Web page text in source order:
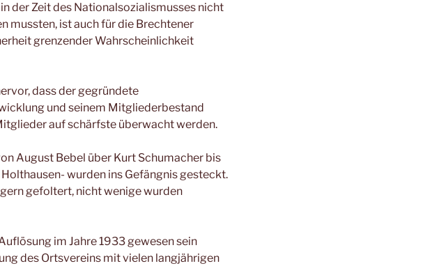
der Zeit des Nationalsozialismusses nicht
mussten, ist auch für die Brechtener
grenzender Wahrscheinlichkeit
dass der gegründete
und seinem Mitgliederbestand
auf schärfste überwacht werden.
August Bebel über Kurt Schumacher bis
wurden ins Gefängnis gesteckt.
gefoltert, nicht wenige wurden
im Jahre 1933 gewesen sein
des Ortsvereins mit vielen langjährigen